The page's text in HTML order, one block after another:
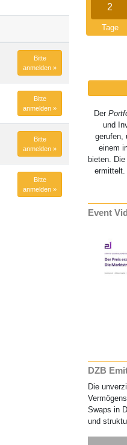
Bitte
anmelden »
Bitte
anmelden »
Bitte
anmelden »
Bitte
anmelden »
2
Tage
Der
und
gerufen,
einem
bieten.
ermittelt.
Event
DZB
Die
Swaps in
und